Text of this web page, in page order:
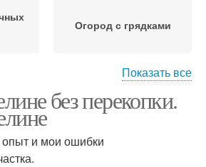
Огород с грядками
Показать все
без перекопки.
и мои ошибки